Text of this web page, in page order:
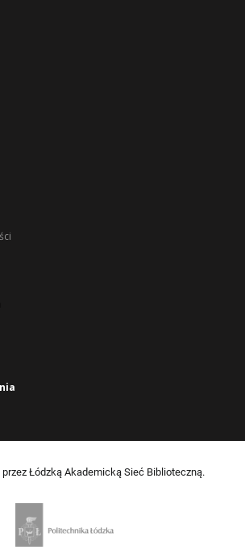
Łódzką Akademicką Sieć Biblioteczną.